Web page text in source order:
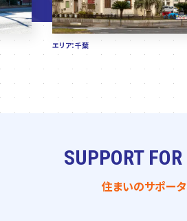
エリア：千葉
SUPPORT
住まいのサポー